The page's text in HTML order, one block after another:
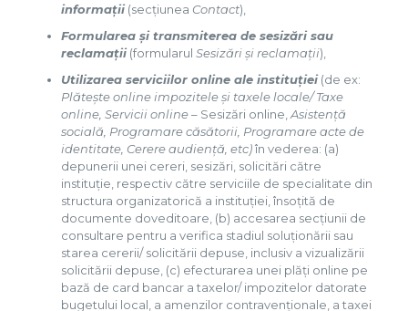
informații(secțiunea Contact),
Formularea și transmiterea de sesizări sau
reclamații(formularul Sesizări și reclamații),
Utilizarea serviciilor online ale instituției(de ex:
Plătește online impozitele și taxele locale/ Taxe
online, Servicii online– Sesizări online, Asistență
socială, Programare căsătorii, Programare acte de
identitate, Cerere audiență, etc)în vederea: (a)
depunerii unei cereri, sesizări, solicitări către
instituție, respectiv către serviciile de specialitate din
structura organizatorică a instituției, însoțită de
documente doveditoare, (b) accesarea secțiunii de
consultare pentru a verifica stadiul soluționării sau
starea cererii/ solicitării depuse, inclusiv a vizualizării
solicitării depuse, (c) efecturarea unei plăți online pe
bază de card bancar a taxelor/ impozitelor datorate
bugetului local, a amenzilor contravenționale, a taxei